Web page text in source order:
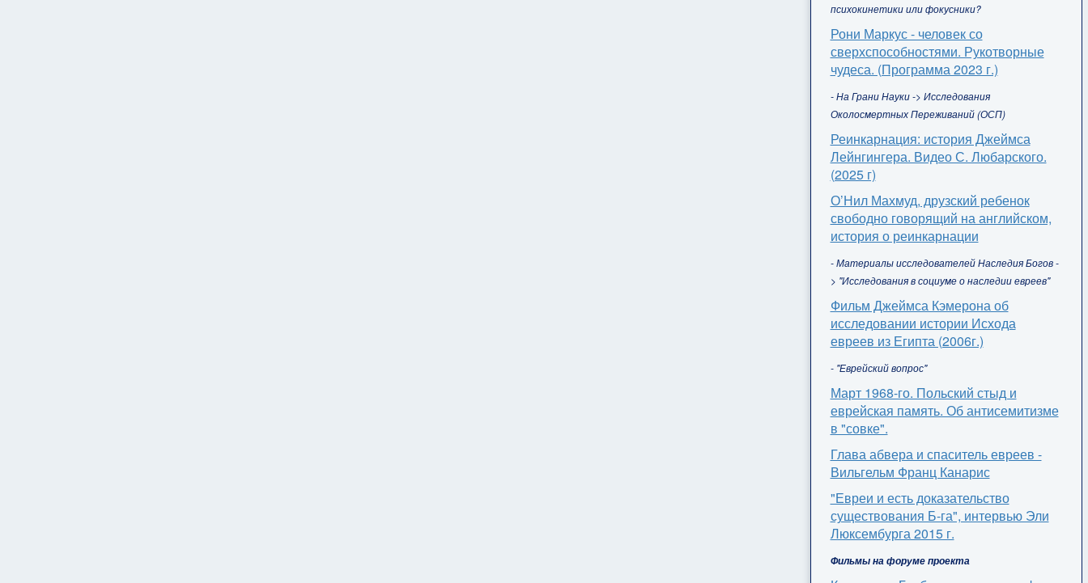
психокинетики или фокусники?
Рони Маркус - человек со
сверхспособностями. Рукотворные
чудеса. (Программа 2023 г.)
- На Грани Науки -> Исследования
Околосмертных Переживаний (ОСП)
Реинкарнация: история Джеймса
Лейнгингера. Видео С. Любарского.
(2025 г)
О’Нил Махмуд, друзский ребенок
свободно говорящий на английском,
история о реинкарнации
- Материалы исследователей Наследия Богов -
> "Исследования в социуме о наследии евреев"
Фильм Джеймса Кэмерона об
исследовании истории Исхода
евреев из Египта (2006г.)
- "Еврейский вопрос"
Март 1968-го. Польский стыд и
еврейская память. Об антисемитизме
в "совке".
Глава абвера и спаситель евреев -
Вильгельм Франц Канарис
"Евреи и есть доказательство
существования Б-га", интервью Эли
Люксембурга 2015 г.
Фильмы на форуме проекта